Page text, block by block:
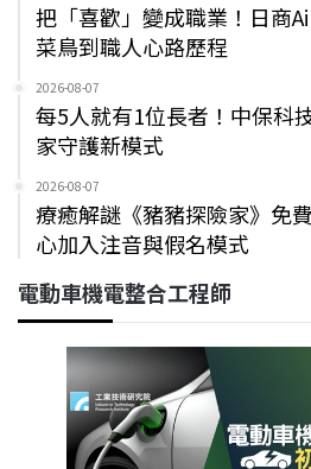
把「喜歡」變成職業！日商
菜鳥到職人心路歷程
2026-08-07
每5人就有1位長者！中保科
家守護新模式
2026-08-07
療癒解謎《豬豬探險家》免
心加入注音與假名模式
電動車機電整合工程師